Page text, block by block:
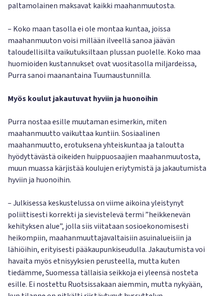
paltamolainen maksavat kaikki maahanmuutosta.
– Koko maan tasolla ei ole montaa kuntaa, joissa
maahanmuuton voisi millään ilveellä sanoa jäävän
taloudellisilta vaikutuksiltaan plussan puolelle. Koko maa
huomioiden kustannukset ovat vuositasolla miljardeissa,
Purra sanoi maanantaina Tuumaustunnilla.
Myös koulut jakautuvat hyviin ja huonoihin
Purra nostaa esille muutaman esimerkin, miten
maahanmuutto vaikuttaa kuntiin. Sosiaalinen
maahanmuutto, erotuksena yhteiskuntaa ja taloutta
hyödyttävästä oikeiden huippuosaajien maahanmuutosta,
muun muassa kärjistää koulujen eriytymistä ja jakautumista
hyviin ja huonoihin.
– Julkisessa keskustelussa on viime aikoina yleistynyt
poliittisesti korrekti ja sievistelevä termi ”heikkenevän
kehityksen alue”, jolla siis viitataan sosioekonomisesti
heikompiin, maahanmuuttajavaltaisiin asuinalueisiin ja
lähiöihin, erityisesti pääkaupunkiseudulla. Jakautumista voi
havaita myös etnisyyksien perusteella, mutta kuten
tiedämme, Suomessa tällaisia seikkoja ei yleensä nosteta
esille. Ei nostettu Ruotsissakaan aiemmin, mutta nykyään,